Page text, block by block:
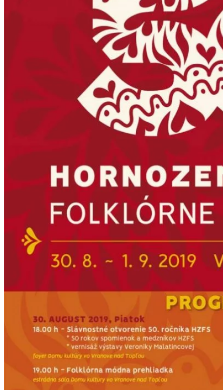
Šport a agroturistika
Ekonomika obchod a doprava
Banskobystrický kraj
Výlet
Turistika
Cyklistika
Hrady
Podujatia
Výstava
Galéria
Festival
Folklór
Kaviarne
Kultúra a tradície
Kúpele
Školstvo
Ekonomika obchod a doprava
Košický kraj
Výlet
Turistika
Cyklistika
Hrady
Výstava
Folklór
Fašiangy
Ubytovanie
Pobyty
Gastro
Kaviarne
Víno
Kultúra a tradície